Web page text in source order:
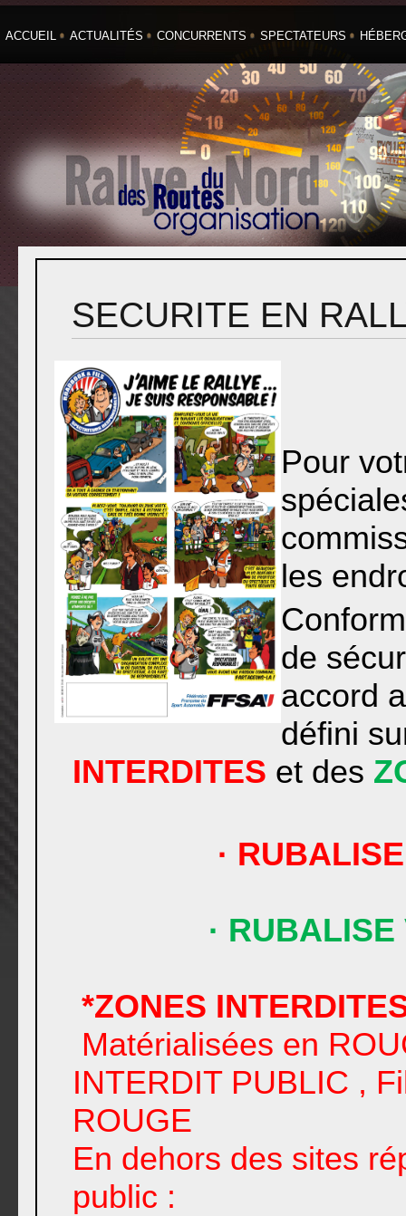
ACCUEIL ACTUALITÉS CONCURRENTS SPECTATEURS
SECURITE EN
Pour
les
de
accord
défini
INTERDITES et des
·
·
*ZONES
Matérialisées en
INTERDIT PUBLIC ,
ROUGE
En dehors des sites
public :